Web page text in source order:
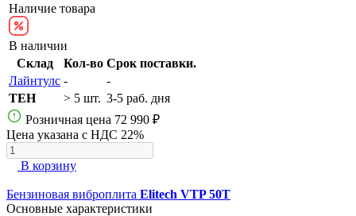
Наличие товара
В наличии
Склад
Кол-во Срок поставки.
Лайнтулс -
-
TEH
> 5 шт. 3-5 раб. дня
Розничная цена 72 990 ₽
Цена указана с НДС 22%
В корзину
Бензиновая виброплита Elitech VTP 50T
Основные характеристики